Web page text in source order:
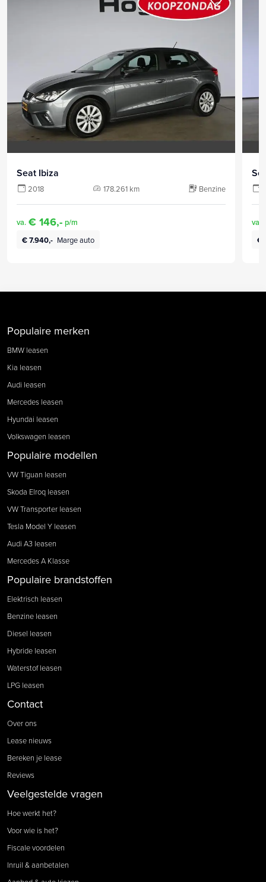
Seat Ibiza
2018 178.261 km Benzine
va. € 146,- p/m
€ 7.940,- Marge auto
va.
€
Populaire merken
BMW leasen
Kia leasen
Audi leasen
Mercedes leasen
Hyundai leasen
Volkswagen leasen
Populaire modellen
VW Tiguan leasen
Skoda Elroq leasen
VW Transporter leasen
Tesla Model Y leasen
Audi A3 leasen
Mercedes A Klasse
Populaire brandstoffen
Elektrisch leasen
Benzine leasen
Diesel leasen
Hybride leasen
Waterstof leasen
LPG leasen
Contact
Over ons
Lease nieuws
Bereken je lease
Reviews
Veelgestelde vragen
Hoe werkt het?
Voor wie is het?
Fiscale voordelen
Inruil & aanbetalen